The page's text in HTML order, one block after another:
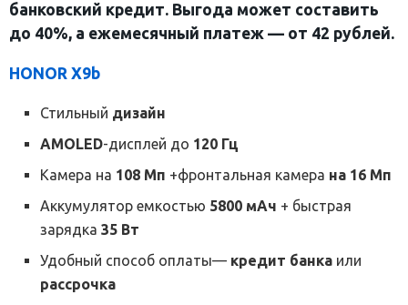
банковский кредит. Выгода может составить
до 40%, а ежемесячный платеж — от 42 рублей.
HONOR X9b
Стильный дизайн
AMOLED-дисплей до 120 Гц
Камера на 108 Мп +фронтальная камера на 16 Мп
Аккумулятор емкостью 5800 мАч + быстрая
зарядка35 Вт
Удобный способ оплаты— кредит банка или
рассрочка